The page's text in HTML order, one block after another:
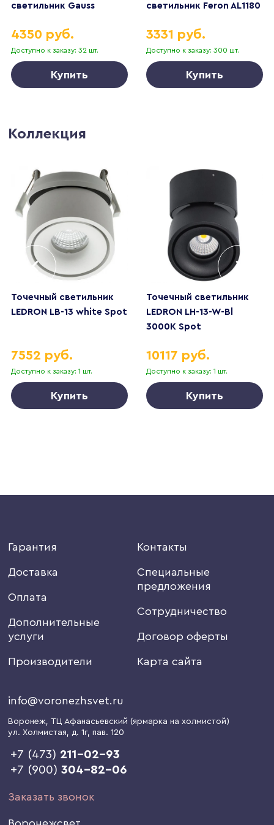
светильник Gauss
Доступно к заказу: 32 шт.
4350 руб.
Купить
светильник Feron AL1180
Доступно к заказу: 300 шт.
3331 руб.
Купить
Коллекция
Точечный светильник
LEDRON LB-13 white Spot
Доступно к заказу: 1 шт.
7552 руб.
Купить
Точечный светильник
LEDRON LH-13-W-Bl
3000K Spot
Доступно к заказу: 1 шт.
10117 руб.
Купить
Гарантия
Доставка
Оплата
Дополнительные
услуги
Производители
Контакты
Специальные
предложения
Сотрудничество
Договор оферты
Карта сайта
info@voronezhsvet.ru
Воронеж, ТЦ Афанасьевский (ярмарка на холмистой)
ул. Холмистая, д. 1г, пав. 120
+7 (473) 211-02-93
+7 (900)304-82-06
Заказать звонок